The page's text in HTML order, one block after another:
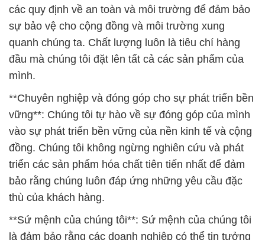
các quy định về an toàn và môi trường để đảm bảo
sự bảo vệ cho cộng đồng và môi trường xung
quanh chúng ta. Chất lượng luôn là tiêu chí hàng
đầu mà chúng tôi đặt lên tất cả các sản phẩm của
mình.
**Chuyên nghiệp và đóng góp cho sự phát triển bền
vững**: Chúng tôi tự hào về sự đóng góp của mình
vào sự phát triển bền vững của nền kinh tế và cộng
đồng. Chúng tôi không ngừng nghiên cứu và phát
triển các sản phẩm hóa chất tiên tiến nhất để đảm
bảo rằng chúng luôn đáp ứng những yêu cầu đặc
thù của khách hàng.
**Sứ mệnh của chúng tôi**: Sứ mệnh của chúng tôi
là đảm bảo rằng các doanh nghiệp có thể tin tưởng